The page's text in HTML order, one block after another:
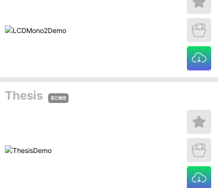
Thesis 其它商用